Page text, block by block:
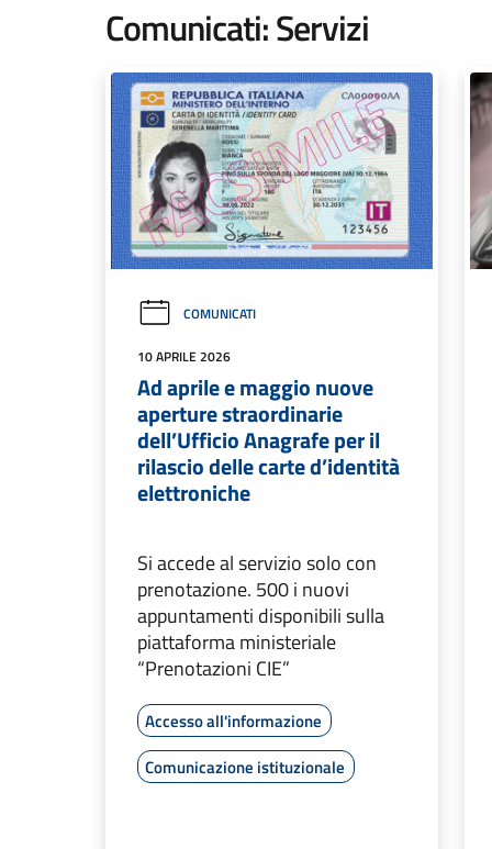
Comunicati: Servizi
COMUNICATI
10 APRILE 2026
Ad aprile e maggio nuove
aperture straordinarie
dell’Ufficio Anagrafe per il
rilascio delle carte d’identità
elettroniche
Si accede al servizio solo con
prenotazione. 500 i nuovi
appuntamenti disponibili sulla
piattaforma ministeriale
“Prenotazioni CIE”
Accesso all'informazione
Comunicazione istituzionale